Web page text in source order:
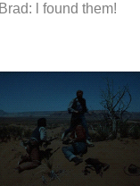
Brad: l found them!